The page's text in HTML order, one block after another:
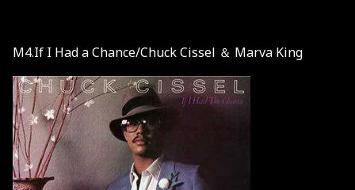
M4.If I Had a Chance/Chuck Cissel ＆ Marva King